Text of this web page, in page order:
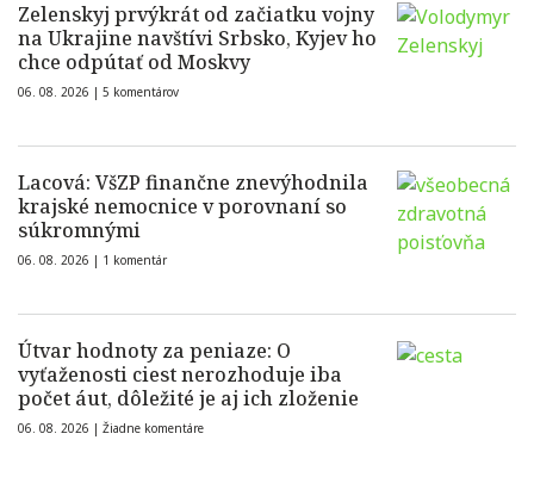
Zelenskyj prvýkrát od začiatku vojny
na Ukrajine navštívi Srbsko, Kyjev ho
chce odpútať od Moskvy
06. 08. 2026 | 5 komentárov
Lacová: VšZP finančne znevýhodnila
krajské nemocnice v porovnaní so
súkromnými
06. 08. 2026 | 1 komentár
Útvar hodnoty za peniaze: O
vyťaženosti ciest nerozhoduje iba
počet áut, dôležité je aj ich zloženie
06. 08. 2026 | Žiadne komentáre